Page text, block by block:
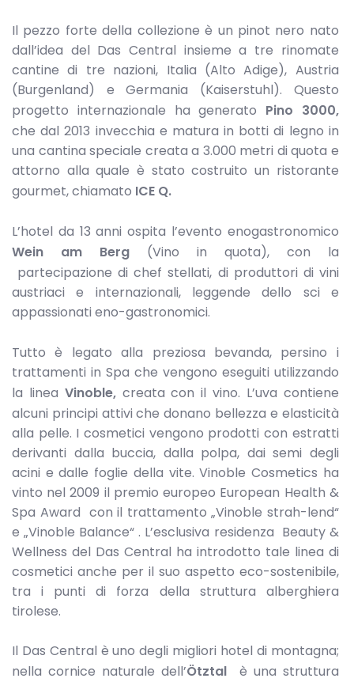
Il pezzo forte della collezione è un pinot nero nato
dall’idea del Das Central insieme a tre rinomate
cantine di tre nazioni, Italia (Alto Adige), Austria
(Burgenland) e Germania (Kaiserstuhl). Questo
progetto internazionale ha generato Pino 3000,
che dal 2013 invecchia e matura in botti di legno in
una cantina speciale creata a 3.000 metri di quota e
attorno alla quale è stato costruito un ristorante
gourmet, chiamato ICE Q.
L’hotel da 13 anni ospita l’evento enogastronomico
Wein am Berg(Vino in quota), con la
partecipazione di chef stellati, di produttori di vini
austriaci e internazionali, leggende dello sci e
appassionati eno-gastronomici.
Tutto è legato alla preziosa bevanda, persino i
trattamenti in Spa che vengono eseguiti utilizzando
la linea Vinoble,creata con il vino. L’uva contiene
alcuni principi attivi che donano bellezza e elasticità
alla pelle. I cosmetici vengono prodotti con estratti
derivanti dalla buccia, dalla polpa, dai semi degli
acini e dalle foglie della vite. Vinoble Cosmetics ha
vinto nel 2009 il premio europeo European Health &
Spa Award con il trattamento „Vinoble strah-lend“
e „Vinoble Balance“ . L’esclusiva residenza Beauty &
Wellness del Das Central ha introdotto tale linea di
cosmetici anche per il suo aspetto eco-sostenibile,
tra i punti di forza della struttura alberghiera
tirolese.
Il Das Central è uno degli migliori hotel di montagna;
nella cornice naturale dell’Ötztal
è una struttura